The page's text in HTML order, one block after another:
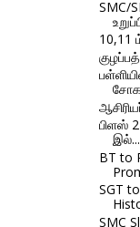
SMC/
10,11
பிளஸ் 2
இல்...
BT to
SGT
SMC